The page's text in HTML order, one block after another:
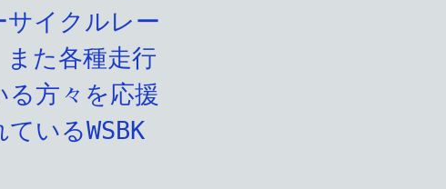
イクルレー
た各種走行
方々を応援
いるWSBK